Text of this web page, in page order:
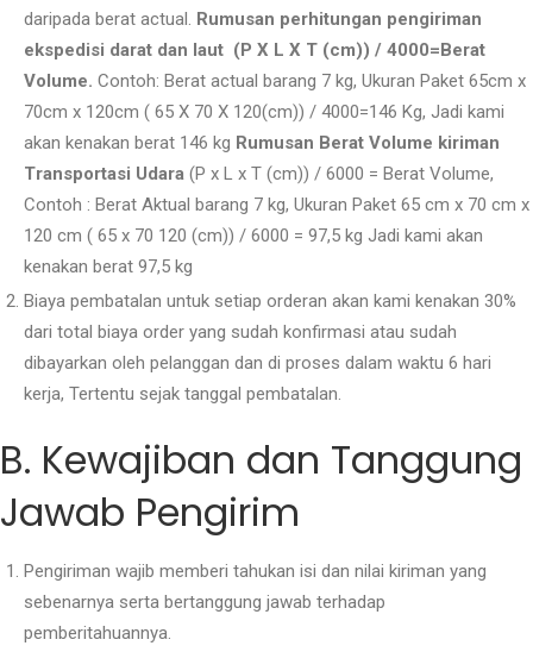
daripada berat actual. Rumusan perhitungan pengiriman
ekspedisi darat dan laut (P X L X T (cm)) / 4000=Berat
Volume. Contoh: Berat actual barang 7 kg, Ukuran Paket 65cm x
70cm x 120cm ( 65 X 70 X 120(cm)) / 4000=146 Kg, Jadi kami
akan kenakan berat 146 kg Rumusan Berat Volume kiriman
Transportasi Udara (P x L x T (cm)) / 6000 = Berat Volume,
Contoh : Berat Aktual barang 7 kg, Ukuran Paket 65 cm x 70 cm x
120 cm ( 65 x 70 120 (cm)) / 6000 = 97,5 kg Jadi kami akan
kenakan berat 97,5 kg
Biaya pembatalan untuk setiap orderan akan kami kenakan 30%
dari total biaya order yang sudah konfirmasi atau sudah
dibayarkan oleh pelanggan dan di proses dalam waktu 6 hari
kerja, Tertentu sejak tanggal pembatalan.
B. Kewajiban dan Tanggung
Jawab Pengirim
Pengiriman wajib memberi tahukan isi dan nilai kiriman yang
sebenarnya serta bertanggung jawab terhadap
pemberitahuannya.